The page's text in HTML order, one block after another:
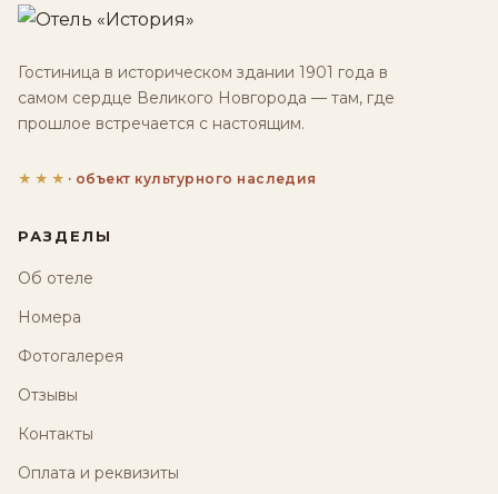
Гостиница в историческом здании 1901 года в
самом сердце Великого Новгорода — там, где
прошлое встречается с настоящим.
★★★ · объект культурного наследия
РАЗДЕЛЫ
Об отеле
Номера
Фотогалерея
Отзывы
Контакты
Оплата и реквизиты